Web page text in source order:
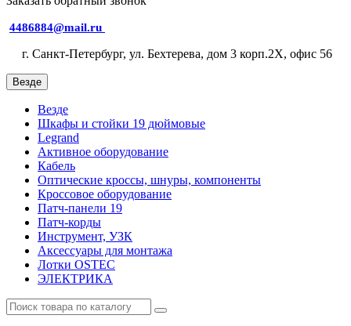
4486884@mail.ru
г. Санкт-Петербург, ул. Бехтерева, дом 3 корп.2X, офис 56
Везде
Везде
Шкафы и стойки 19 дюймовые
Legrand
Активное оборудование
Кабель
Оптические кроссы, шнуры, компоненты
Кроссовое оборудование
Патч-панели 19
Патч-корды
Инструмент, УЗК
Аксессуары для монтажа
Лотки OSTEC
ЭЛЕКТРИКА